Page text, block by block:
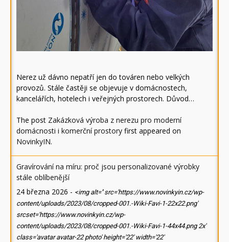
Nerez už dávno nepatří jen do továren nebo velkých
provozů. Stále častěji se objevuje v domácnostech,
kancelářích, hotelech i veřejných prostorech. Důvod…
The post Zakázková výroba z nerezu pro moderní
domácnosti i komerční prostory first appeared on
NovinkyIN.
Gravírování na míru: proč jsou personalizované výrobky
stále oblíbenější
24 března 2026 - <img alt='' src='https://www.novinkyin.cz/wp-
content/uploads/2023/08/cropped-001.-Wiki-Favi-1-22x22.png'
srcset='https://www.novinkyin.cz/wp-
content/uploads/2023/08/cropped-001.-Wiki-Favi-1-44x44.png 2x'
class='avatar avatar-22 photo' height='22' width='22'